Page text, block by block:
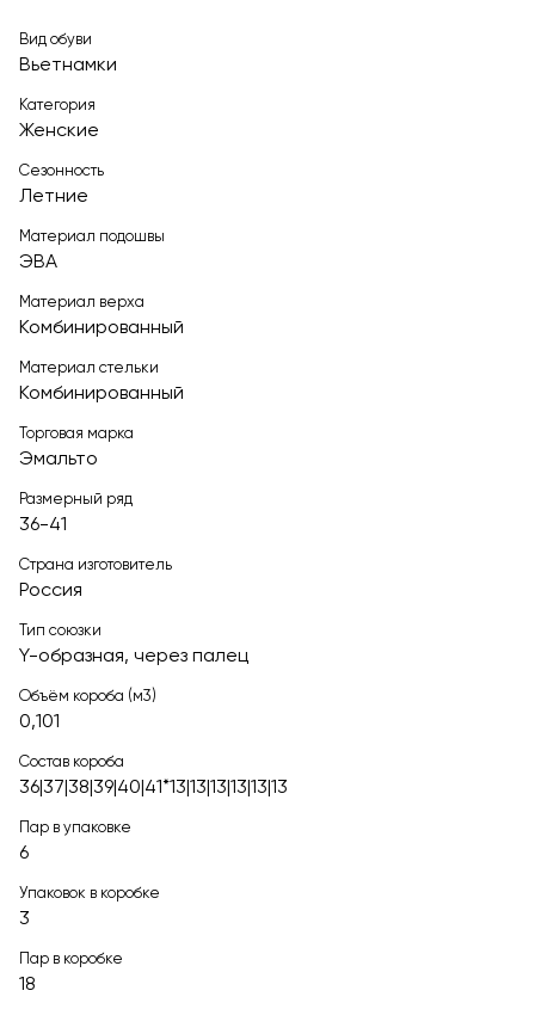
Вид обуви
Вьетнамки
Категория
Женские
Сезонность
Летние
Материал подошвы
ЭВА
Материал верха
Комбинированный
Материал стельки
Комбинированный
Торговая марка
Эмальто
Размерный ряд
36-41
Страна изготовитель
Россия
Тип союзки
Y-образная, через палец
Объём короба (м3)
0,101
Состав короба
36|37|38|39|40|41*13|13|13|13|13|13
Пар в упаковке
6
Упаковок в коробке
3
Пар в коробке
18